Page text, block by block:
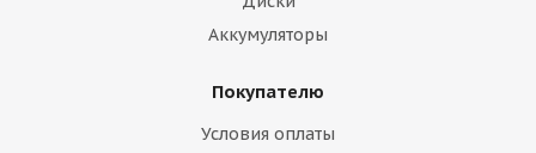
Аккумуляторы
Покупателю
Условия оплаты